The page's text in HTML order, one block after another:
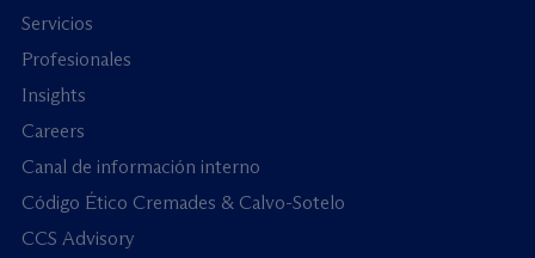
Servicios
Profesionales
Insights
Careers
Canal de información interno
Código Ético Cremades & Calvo-Sotelo
CCS Advisory